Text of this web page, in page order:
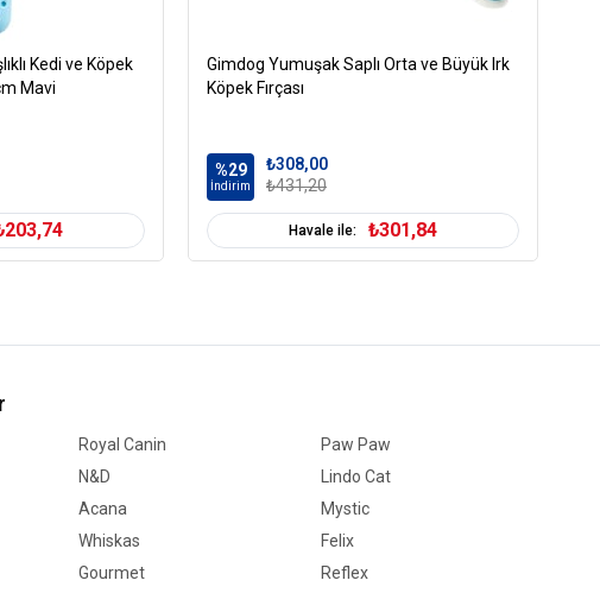
Kedi ve Köpek
Mavi
Gimdog Yumuşak Saplı Orta ve Büyük Irk
Köpek Fırçası
%29
İndirim
₺308,00
₺431,20
Havale ile: ₺301,84
Royal Canin
Paw Paw
N&D
Lindo Cat
Acana
Mystic
Whiskas
Felix
Gourmet
Reflex